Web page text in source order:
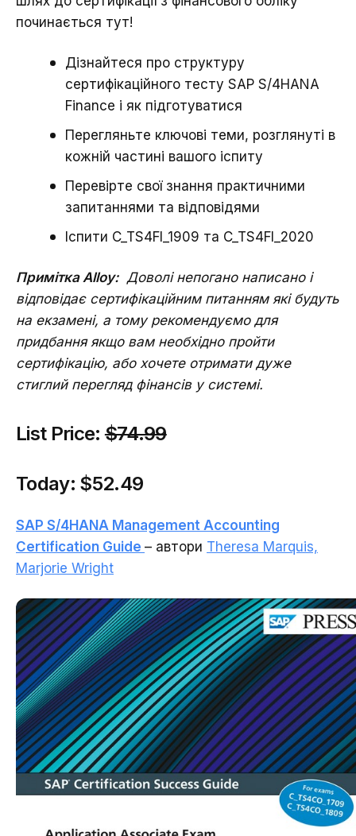
починається тут!
Дізнайтеся про структуру
сертифікаційного тесту SAP S/4HANA
Finance і як підготуватися
Перегляньте ключові теми, розглянуті в
кожній частині вашого іспиту
Перевірте свої знання практичними
запитаннями та відповідями
Іспити C_TS4FI_1909 та C_TS4FI_2020
Примітка Alloy:Доволі непогано написано і
відповідає сертифікаційним питанням які будуть
на екзамені, а тому рекомендуємо для
придбання якщо вам необхідно пройти
сертифікацію, або хочете отримати дуже
стиглий перегляд фінансів у системі.
List Price:$74.99
Today: $52.49
SAP S/4HANA Management Accounting
Certification Guide – автори Theresa Marquis,
Marjorie Wright